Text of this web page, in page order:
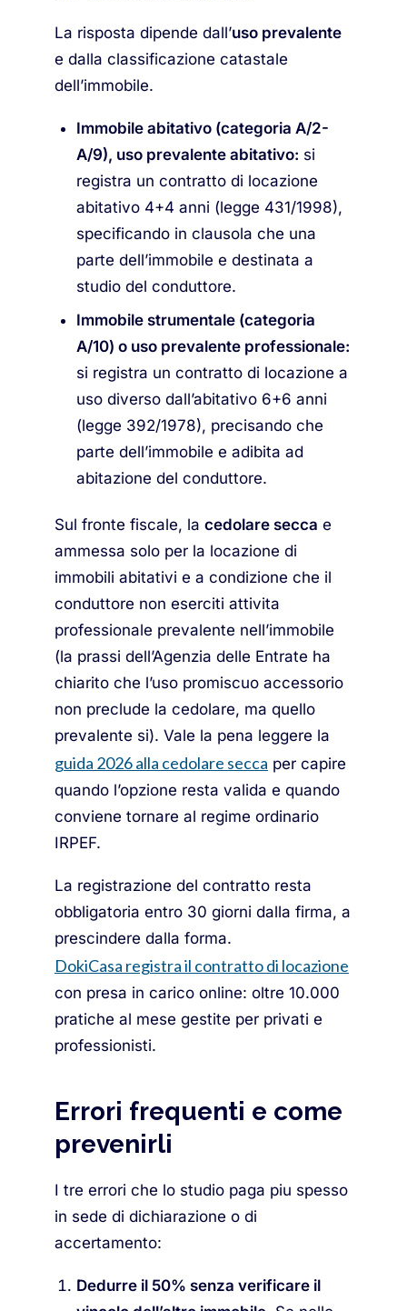
La risposta dipende dall’uso prevalente
e dalla classificazione catastale
dell’immobile.
Immobile abitativo (categoria A/2-
A/9), uso prevalente abitativo: si
registra un contratto di locazione
abitativo 4+4 anni (legge 431/1998),
specificando in clausola che una
parte dell’immobile e destinata a
studio del conduttore.
Immobile strumentale (categoria
A/10) o uso prevalente professionale:
si registra un contratto di locazione a
uso diverso dall’abitativo 6+6 anni
(legge 392/1978), precisando che
parte dell’immobile e adibita ad
abitazione del conduttore.
Sul fronte fiscale, la cedolare secca e
ammessa solo per la locazione di
immobili abitativi e a condizione che il
conduttore non eserciti attivita
professionale prevalente nell’immobile
(la prassi dell’Agenzia delle Entrate ha
chiarito che l’uso promiscuo accessorio
non preclude la cedolare, ma quello
prevalente si). Vale la pena leggere la
guida 2026 alla cedolare secca per capire
quando l’opzione resta valida e quando
conviene tornare al regime ordinario
IRPEF.
La registrazione del contratto resta
obbligatoria entro 30 giorni dalla firma, a
prescindere dalla forma.
DokiCasa registra il contratto di locazione
con presa in carico online: oltre 10.000
pratiche al mese gestite per privati e
professionisti.
Errori frequenti e come
prevenirli
I tre errori che lo studio paga piu spesso
in sede di dichiarazione o di
accertamento:
Dedurre il 50% senza verificare il